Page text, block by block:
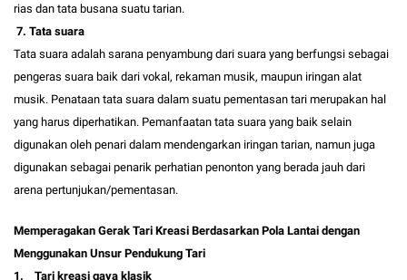
rias dan tata busana suatu tarian.
7. Tata suara
Tata suara adalah sarana penyambung dari suara yang berfungsi sebagai
pengeras suara baik dari vokal, rekaman musik, maupun iringan alat
musik. Penataan tata suara dalam suatu pementasan tari merupakan hal
yang harus diperhatikan. Pemanfaatan tata suara yang baik selain
digunakan oleh penari dalam mendengarkan iringan tarian, namun juga
digunakan sebagai penarik perhatian penonton yang berada jauh dari
arena pertunjukan/pementasan.
Memperagakan Gerak Tari Kreasi Berdasarkan Pola Lantai dengan
Menggunakan Unsur Pendukung Tari
1. Tari kreasi gaya klasik